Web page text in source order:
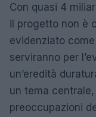
Con quasi 4
il progetto non è
evidenziato
serviranno per
un’eredità
un tema
preoccupazioni